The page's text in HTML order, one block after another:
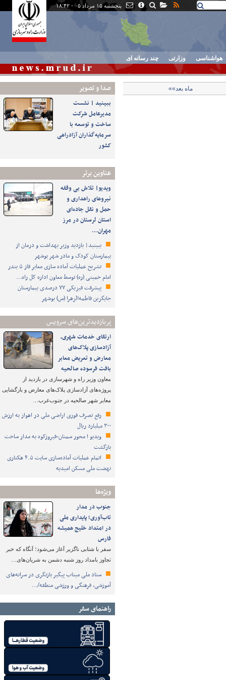
پنجشنبه ۱۵ مرداد ۰۵ - ۱۸:۴۲
هواشناسی وزارتی چند رسانه ای
صدا و تصوير
ببینید | نشست
مدیرعامل شرکت
ساخت و توسعه با
سرمایه‌گذاران آزادراهی
کشور
عناوین برتر
ویدیو| تلاش بی وقفه
نیروهای راهداری و
حمل و نقل جاده‌ای
استان لرستان در مرز
مهران…
ببینید| بازدید وزیر بهداشت و درمان از
بیمارستان کودک و مادر شهر بوشهر
تشریح عملیات آماده سازی معابر فاز ۵ بندر
امام خمینی (ره) توسط معاون اداره کل راه…
پیشرفت فیزیکی ۷۷ درصدی بیمارستان
جایگزین فاطمه‌الزهرا (س) بوشهر
پربازدیدترین‌های سرویس
ارتقای خدمات شهری،
آزادسازی پلاک‌های
معارض و تعریض معابر
بافت فرسوده صالحیه
معاون وزیر راه و شهرسازی در بازدید از
پروژه‌های آزادسازی پلاک‌های معارض و بازگشایی
معابر شهر صالحیه در جنوب‌غرب…
رفع تصرف فوری اراضی ملی در اهواز به ارزش
۳۰۰ میلیارد ریال
ویدیو ا محور سمنان-فیروزکوه به مدار ساخت
بازگشت
اتمام عملیات آماده‌سازی سایت ۴.۵ هکتاری
نهضت ملی مسکن امیدیه
ویژه‌ها
جنوب در مدار
تاب‌آوری؛ پایداری ملی
در امتداد خلیج همیشه
فارس
سفر با شتابی ناگزیر آغاز می‌شود؛ آنگاه که خبر
تجاوز بامداد روز شنبه دشمن به شریان‌های…
ستاد ملی میناب پیگیر بازنگری در سرانه‌های
آموزشی، فرهنگی و ورزشی منطقه/…
راهنمای سفر
ماه بعد»»